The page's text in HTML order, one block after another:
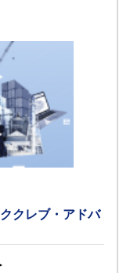
クレブ・アドバ